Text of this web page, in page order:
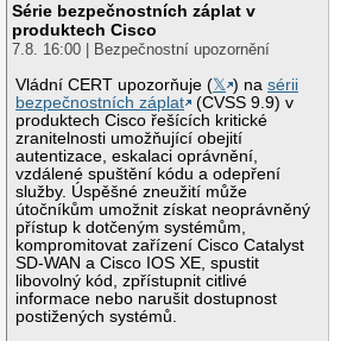
Série bezpečnostních záplat v
produktech Cisco
7.8. 16:00 | Bezpečnostní upozornění
Vládní CERT upozorňuje (𝕏 ) nasérii
bezpečnostních záplat
(CVSS 9.9) v
produktech Cisco řešících kritické
zranitelnosti umožňující obejití
autentizace, eskalaci oprávnění,
vzdálené spuštění kódu a odepření
služby. Úspěšné zneužití může
útočníkům umožnit získat neoprávněný
přístup k dotčeným systémům,
kompromitovat zařízení Cisco Catalyst
SD-WAN a Cisco IOS XE, spustit
libovolný kód, zpřístupnit citlivé
informace nebo narušit dostupnost
postižených systémů.